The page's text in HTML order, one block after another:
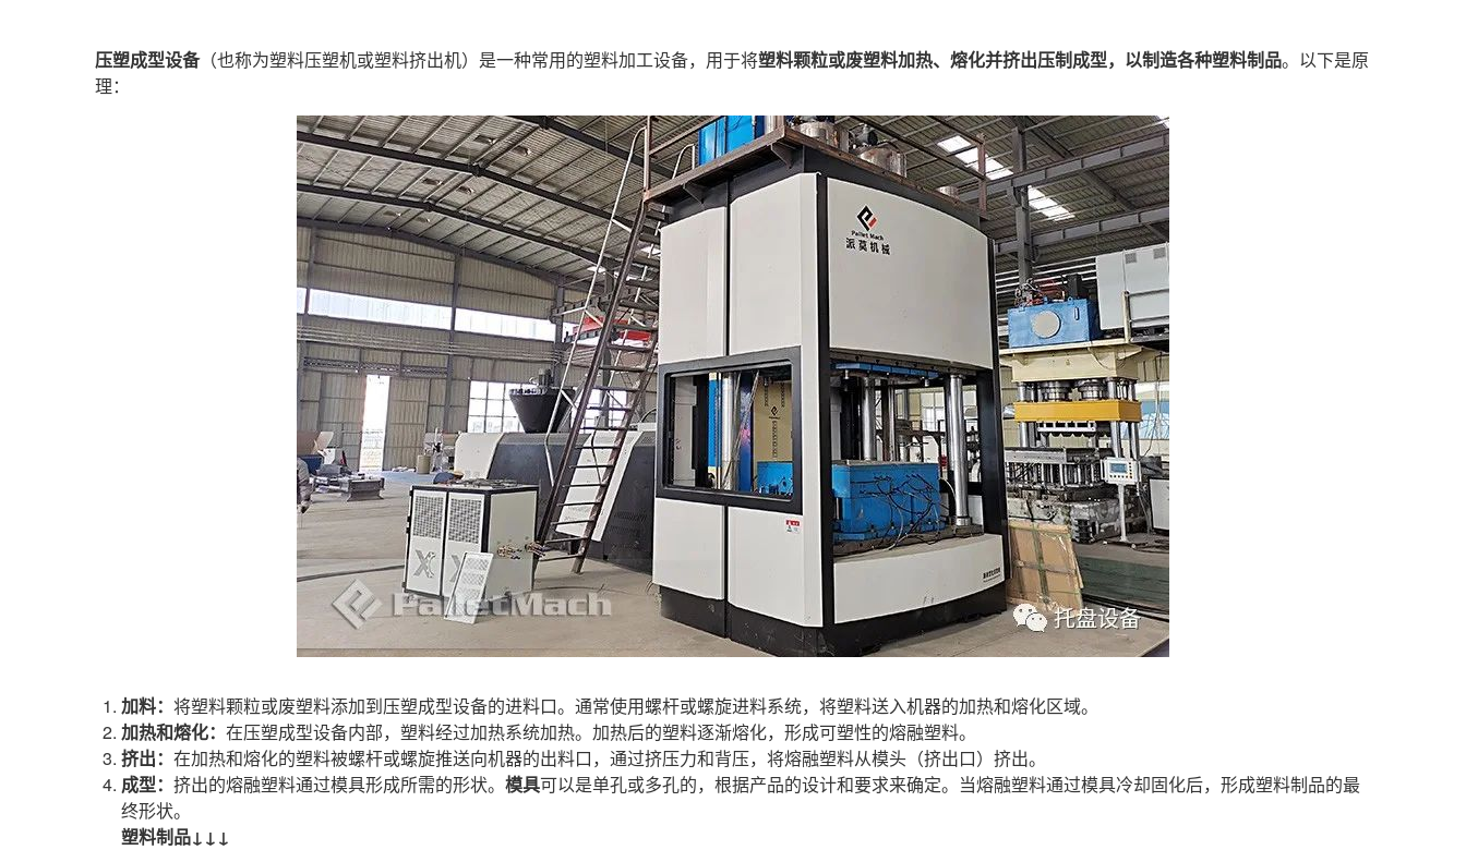
压塑成型设备（也称为塑料压塑机或塑料挤出机）是一种常用的塑料加工设备，用于将塑料颗粒或废塑料加热、熔化并挤出压制成型，以制造各种塑料制品。以下是原
理：
加料： 将塑料颗粒或废塑料添加到压塑成型设备的进料口。通常使用螺杆或螺旋进料系统，将塑料送入机器的加热和熔化区域。
加热和熔化： 在压塑成型设备内部，塑料经过加热系统加热。加热后的塑料逐渐熔化，形成可塑性的熔融塑料。
挤出： 在加热和熔化的塑料被螺杆或螺旋推送向机器的出料口，通过挤压力和背压，将熔融塑料从模头（挤出口）挤出。
成型： 挤出的熔融塑料通过模具形成所需的形状。 模具可以是单孔或多孔的，根据产品的设计和要求来确定。当熔融塑料通过模具冷却固化后，形成塑料制品的最
终形状。
塑料制品↓↓↓